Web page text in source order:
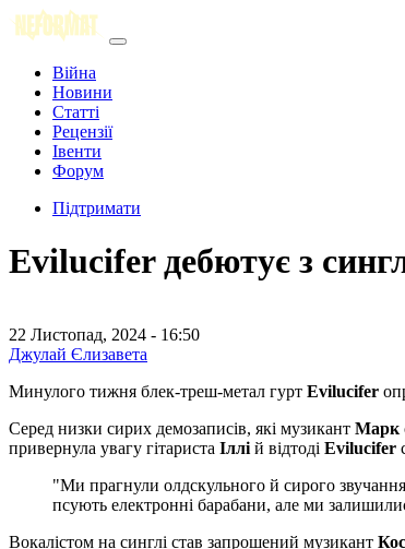
Війна
Новини
Статті
Рецензії
Івенти
Форум
Підтримати
Evilucifer дебютує з
22 Листопад, 2024 - 16:50
Джулай Єлизавета
Минулого тижня блек-треш-метал гурт Evilucifer
Серед низки сирих демозаписів, які музикант Марк
привернула увагу гітариста Іллі й відтоді Evilucifer
"Ми прагнули олдскульного й сирого
псують електронні барабани, але ми
Вокалістом на синглі став запрошений музикант